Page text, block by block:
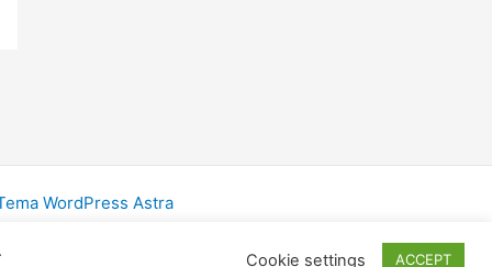
WordPress Astra
Cookie settings ACCEPT